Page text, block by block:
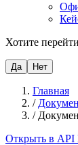
Хотите
Да Нет
Главная
/
/
Открыть в API